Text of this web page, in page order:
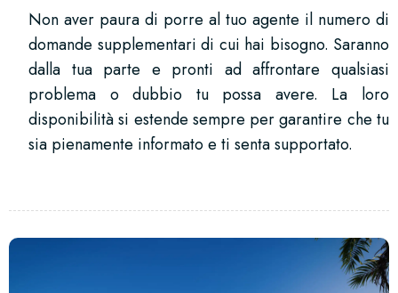
Non aver paura di porre al tuo agente il numero di
domande supplementari di cui hai bisogno. Saranno
dalla tua parte e pronti ad affrontare qualsiasi
problema o dubbio tu possa avere. La loro
disponibilità si estende sempre per garantire che tu
sia pienamente informato e ti senta supportato.